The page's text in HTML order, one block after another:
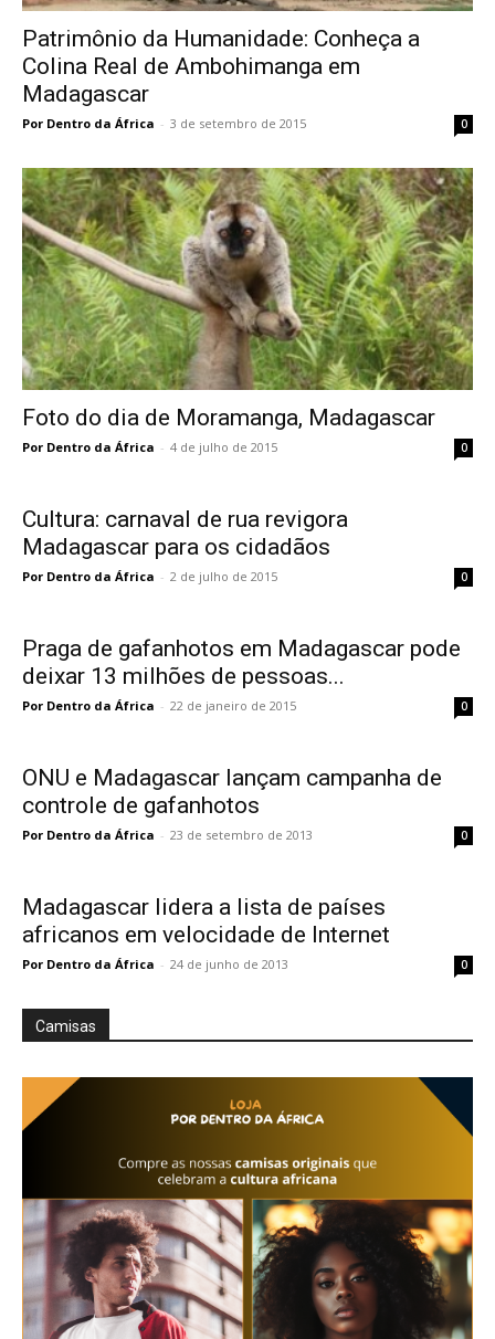
Patrimônio da Humanidade: Conheça a
Colina Real de Ambohimanga em
Madagascar
Por Dentro da África - 3 de setembro de 2015 0
Foto do dia de Moramanga, Madagascar
Por Dentro da África - 4 de julho de 2015 0
Cultura: carnaval de rua revigora
Madagascar para os cidadãos
Por Dentro da África - 2 de julho de 2015 0
Praga de gafanhotos em Madagascar pode
deixar 13 milhões de pessoas...
Por Dentro da África - 22 de janeiro de 2015 0
ONU e Madagascar lançam campanha de
controle de gafanhotos
Por Dentro da África - 23 de setembro de 2013 0
Madagascar lidera a lista de países
africanos em velocidade de Internet
Por Dentro da África - 24 de junho de 2013 0
Camisas